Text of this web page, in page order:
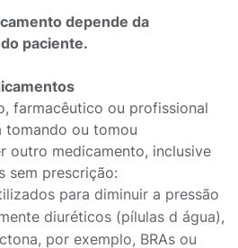
depende da
paciente.
farmacêutico ou profissional
tomando ou tomou
outro medicamento, inclusive
sem prescrição:
para diminuir a pressão
diuréticos (pílulas d água),
por exemplo, BRAs ou